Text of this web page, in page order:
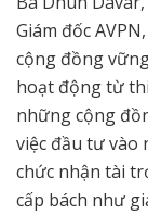
Giám đốc
cộng đồng
hoạt động từ
những cộng
việc đầu tư vào
chức nhận tài
cấp bách như